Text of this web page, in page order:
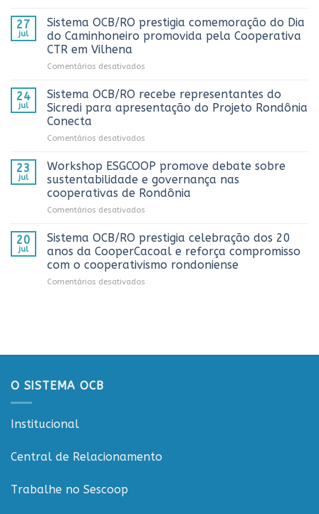
fortalece
Rondônia
e
no
AnuárioCoop
2026
27
jul
Sistema OCB/RO prestigia comemoração do Dia
do Caminhoneiro promovida pela Cooperativa
CTR em Vilhena
Comentários desativados
OCB/RO
prestigia
comemoração
Caminhoneiro
promovida
pela
Cooperativa
Vilhena
24
jul
Sistema OCB/RO recebe representantes do
Sicredi para apresentação do Projeto Rondônia
Conecta
Comentários desativados
OCB/RO
recebe
representantes
do
apresentação
Projeto
Rondônia
23
jul
Workshop ESGCOOP promove debate sobre
sustentabilidade e governança nas
cooperativas de Rondônia
Comentários desativados
ESGCOOP
promove
debate
sobre
Rondônia
20
jul
Sistema OCB/RO prestigia celebração dos 20
anos da CooperCacoal e reforça compromisso
com o cooperativismo rondoniense
Comentários desativados
20
cooperativismo
O SISTEMA OCB
Institucional
Central de Relacionamento
Trabalhe no Sescoop